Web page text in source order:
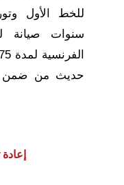
سنوات صيانة
إعادة